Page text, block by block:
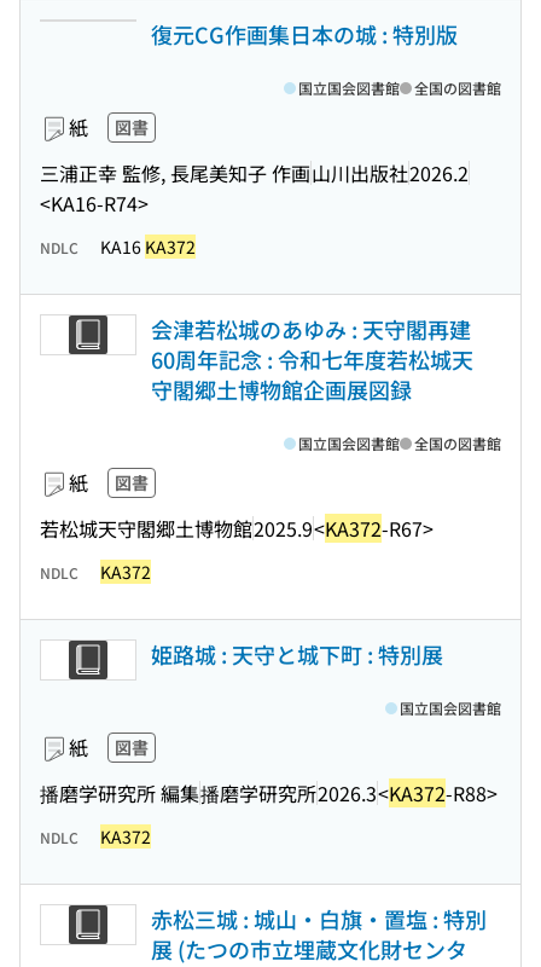
復元CG作画集日本の城 : 特別版
紙 図書
三浦正幸 監修, 長尾美知子 作画山川出版社2026.2
<KA16-R74>
国立国会図書館 全国の図書館
NDLC KA16 KA372
会津若松城のあゆみ : 天守閣再建
60周年記念 : 令和七年度若松城天
守閣郷土博物館企画展図録
紙 図書
若松城天守閣郷土博物館2025.9<KA372-R67>
国立国会図書館 全国の図書館
NDLC KA372
姫路城 : 天守と城下町 : 特別展
紙 図書
播磨学研究所 編集播磨学研究所2026.3<KA372-R88>
国立国会図書館
NDLC KA372
赤松三城 : 城山・白旗・置塩 : 特別
展 (たつの市立埋蔵文化財センタ